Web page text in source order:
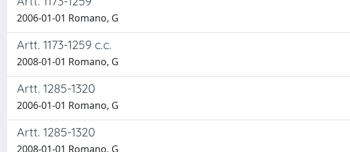
2006-01-01 Romano, G
Artt. 1173-1259 c.c.
2008-01-01 Romano, G
Artt. 1285-1320
2006-01-01 Romano, G
Artt. 1285-1320
2008-01-01 Romano, G